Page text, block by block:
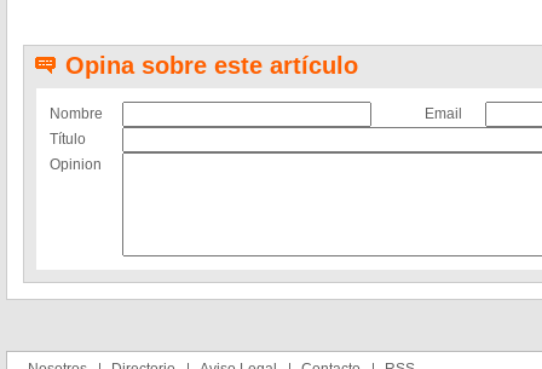
Opina sobre este artículo
Nombre
Email
Título
Opinion